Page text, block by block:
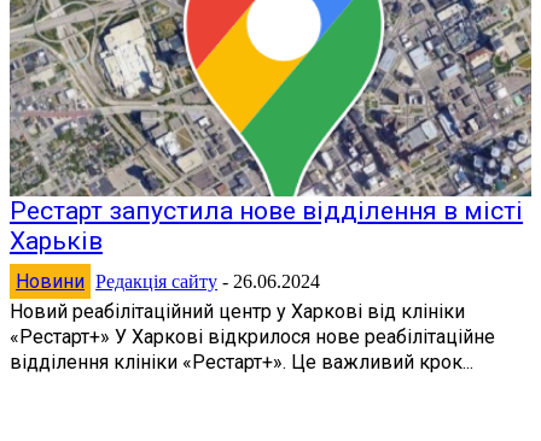
Рестарт запустила нове відділення в місті
Харьків
Новини Редакція сайту - 26.06.2024
Новий реабілітаційний центр у Харкові від клініки
«Рестарт+» У Харкові відкрилося нове реабілітаційне
відділення клініки «Рестарт+». Це важливий крок...